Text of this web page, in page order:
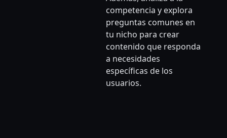
competencia y explora
preguntas comunes en
tu nicho para crear
contenido que responda
a necesidades
específicas de los
usuarios.